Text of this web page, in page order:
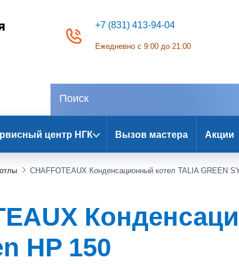
+7 (831) 413-94-04
Ежедневно с 9:00 до 21:00
центр НГК Вызов мастера Акции
CHAFFOTEAUX Конденсационный котел TALIA GREEN
HP 150